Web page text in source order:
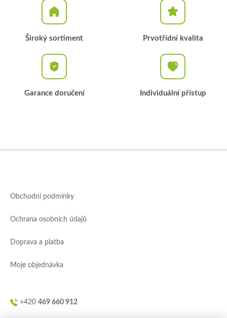
Široký sortiment Prvotřídní kvalita
Garance doručení Individuální přístup
Obchodní podmínky
Ochrana osobních údajů
Doprava a platba
Moje objednávka
+420 469 660 912